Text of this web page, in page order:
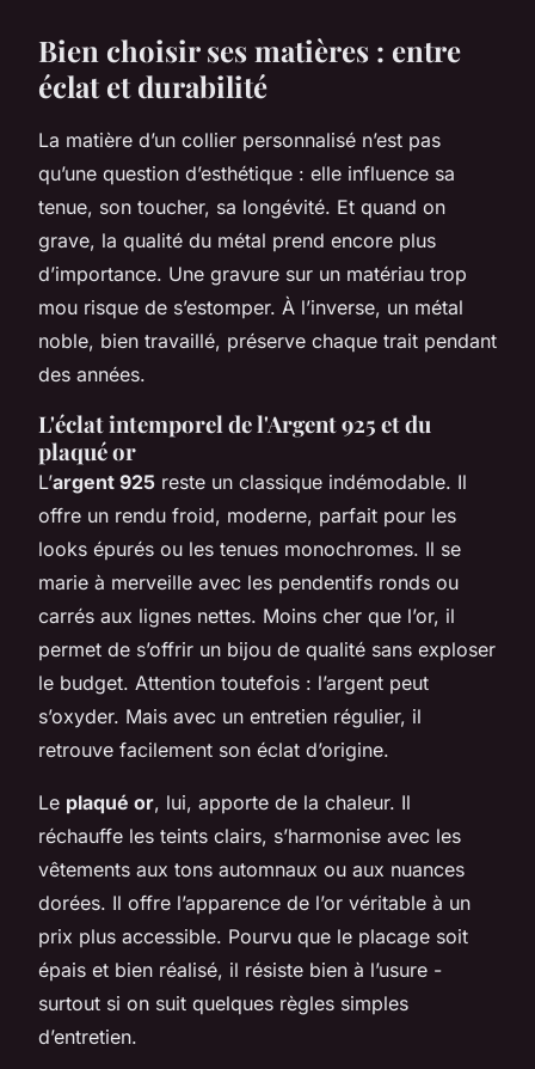
Bien choisir ses matières : entre
éclat et durabilité
La matière d’un collier personnalisé n’est pas
qu’une question d’esthétique : elle influence sa
tenue, son toucher, sa longévité. Et quand on
grave, la qualité du métal prend encore plus
d’importance. Une gravure sur un matériau trop
mou risque de s’estomper. À l’inverse, un métal
noble, bien travaillé, préserve chaque trait pendant
des années.
L'éclat intemporel de l'Argent 925 et du
plaqué or
L’argent 925 reste un classique indémodable. Il
offre un rendu froid, moderne, parfait pour les
looks épurés ou les tenues monochromes. Il se
marie à merveille avec les pendentifs ronds ou
carrés aux lignes nettes. Moins cher que l’or, il
permet de s’offrir un bijou de qualité sans exploser
le budget. Attention toutefois : l’argent peut
s’oxyder. Mais avec un entretien régulier, il
retrouve facilement son éclat d’origine.
Le plaqué or, lui, apporte de la chaleur. Il
réchauffe les teints clairs, s’harmonise avec les
vêtements aux tons automnaux ou aux nuances
dorées. Il offre l’apparence de l’or véritable à un
prix plus accessible. Pourvu que le placage soit
épais et bien réalisé, il résiste bien à l’usure -
surtout si on suit quelques règles simples
d’entretien.